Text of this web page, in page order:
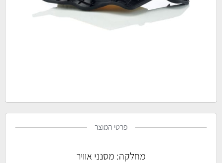
פרטי המוצר
מחלקה: מסנני אוויר